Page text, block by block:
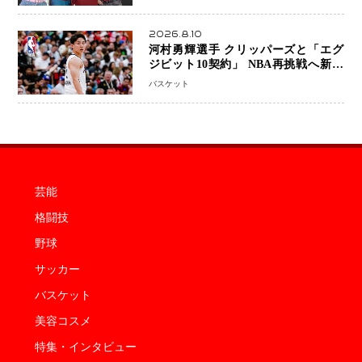
2026.8.10
河村勇輝選手 クリッパーズと「エグ
ジビット10契約」 NBA再挑戦へ新た
な一歩、八村塁選手との共闘にも期待
バスケット
芸能
格闘技
野球
サッカー
バスケット
美容コスメ
特集・インタビュー